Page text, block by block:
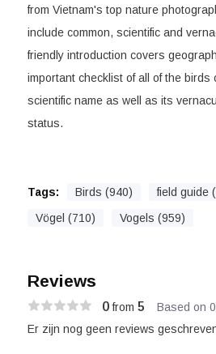
from Vietnam's top nature
include common, scientific and
friendly introduction covers
important checklist of all of the
scientific name as well as its
status.
Tags: Birds (940) field guide
Vögel (710)
Vogels (959)
Reviews
0from 5 Based on
Er zijn nog geen reviews